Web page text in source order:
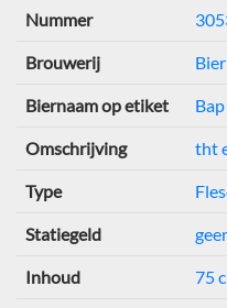
Nummer
Brouwerij
Biernaam op etiket Bap
Omschrijving tht
Type
Statiegeld
Inhoud 75